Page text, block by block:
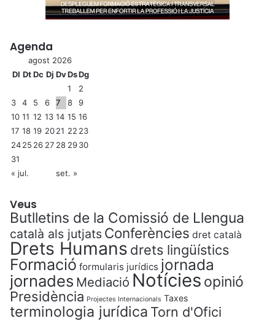
Agenda
agost 2026
Dl DtDc Dj DvDsDg
1
2
3
4 5 6 7 8
9
10 11 12 13 14 15 16
17 18 19 2021 22 23
2425 26 27 28 2930
31
« jul.
set. »
Veus
Butlletins de la Comissió de Llengua
català als jutjats Conferències dret català
Drets Humans drets lingüístics
Formació formularis jurídics jornada
jornades Mediació Notícies opinió
Presidència Projectes Internacionals Taxes
terminologia jurídica Torn d'Ofici